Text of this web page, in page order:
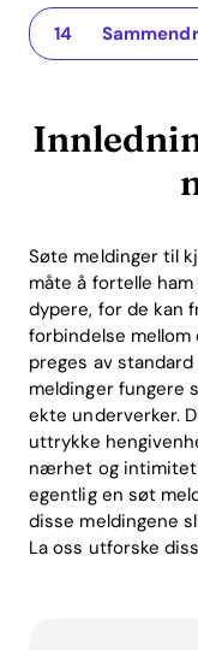
The app
Hva er en
Tips for
Eksempler
Øke den
ROI: Hvorfor
Ofte stilte
Hvorfor er
Hvor ofte bør
Kan Recoupling
Søte meldinger til
måte å fortelle
dypere, for de kan
forbindelse
preges av
meldinger fungere
ekte underverker.
uttrykke
nærhet og intimitet
egentlig en søt
disse meldingene
La oss utforske